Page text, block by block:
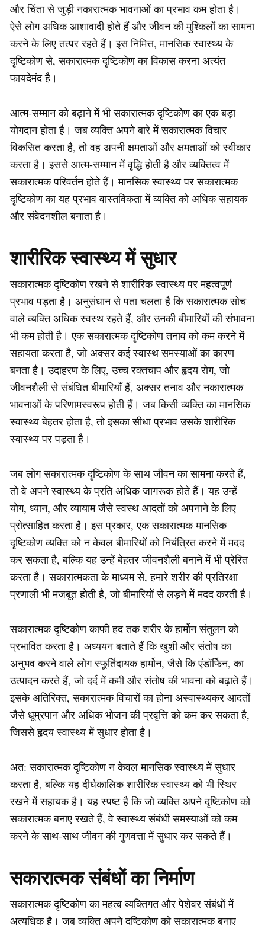
और चिंता से जुड़ी नकारात्मक भावनाओं का प्रभाव कम होता है।
ऐसे लोग अधिक आशावादी होते हैं और जीवन की मुश्किलों का सामना
करने के लिए तत्पर रहते हैं। इस निमित्त, मानसिक स्वास्थ्य के
दृष्टिकोण से, सकारात्मक दृष्टिकोण का विकास करना अत्यंत
फायदेमंद है।
आत्म-सम्मान को बढ़ाने में भी सकारात्मक दृष्टिकोण का एक बड़ा
योगदान होता है। जब व्यक्ति अपने बारे में सकारात्मक विचार
विकसित करता है, तो वह अपनी क्षमताओं और क्षमताओं को स्वीकार
करता है। इससे आत्म-सम्मान में वृद्धि होती है और व्यक्तित्व में
सकारात्मक परिवर्तन होते हैं। मानसिक स्वास्थ्य पर सकारात्मक
दृष्टिकोण का यह प्रभाव वास्तविकता में व्यक्ति को अधिक सहायक
और संवेदनशील बनाता है।
शारीरिक स्वास्थ्य में सुधार
सकारात्मक दृष्टिकोण रखने से शारीरिक स्वास्थ्य पर महत्वपूर्ण
प्रभाव पड़ता है। अनुसंधान से पता चलता है कि सकारात्मक सोच
वाले व्यक्ति अधिक स्वस्थ रहते हैं, और उनकी बीमारियों की संभावना
भी कम होती है। एक सकारात्मक दृष्टिकोण तनाव को कम करने में
सहायता करता है, जो अक्सर कई स्वास्थ समस्याओं का कारण
बनता है। उदाहरण के लिए, उच्च रक्तचाप और हृदय रोग, जो
जीवनशैली से संबंधित बीमारियाँ हैं, अक्सर तनाव और नकारात्मक
भावनाओं के परिणामस्वरूप होती हैं। जब किसी व्यक्ति का मानसिक
स्वास्थ्य बेहतर होता है, तो इसका सीधा प्रभाव उसके शारीरिक
स्वास्थ्य पर पड़ता है।
जब लोग सकारात्मक दृष्टिकोण के साथ जीवन का सामना करते हैं,
तो वे अपने स्वास्थ्य के प्रति अधिक जागरूक होते हैं। यह उन्हें
योग, ध्यान, और व्यायाम जैसे स्वस्थ आदतों को अपनाने के लिए
प्रोत्साहित करता है। इस प्रकार, एक सकारात्मक मानसिक
दृष्टिकोण व्यक्ति को न केवल बीमारियों को नियंत्रित करने में मदद
कर सकता है, बल्कि यह उन्हें बेहतर जीवनशैली बनाने में भी प्रेरित
करता है। सकारात्मकता के माध्यम से, हमारे शरीर की प्रतिरक्षा
प्रणाली भी मजबूत होती है, जो बीमारियों से लड़ने में मदद करती है।
सकारात्मक दृष्टिकोण काफी हद तक शरीर के हार्मोन संतुलन को
प्रभावित करता है। अध्ययन बताते हैं कि खुशी और संतोष का
अनुभव करने वाले लोग स्फूर्तिदायक हार्मोन, जैसे कि एंडॉर्फिन, का
उत्पादन करते हैं, जो दर्द में कमी और संतोष की भावना को बढ़ाते हैं।
इसके अतिरिक्त, सकारात्मक विचारों का होना अस्वास्थ्यकर आदतों
जैसे धूम्रपान और अधिक भोजन की प्रवृत्ति को कम कर सकता है,
जिससे हृदय स्वास्थ्य में सुधार होता है।
अत: सकारात्मक दृष्टिकोण न केवल मानसिक स्वास्थ्य में सुधार
करता है, बल्कि यह दीर्घकालिक शारीरिक स्वास्थ्य को भी स्थिर
रखने में सहायक है। यह स्पष्ट है कि जो व्यक्ति अपने दृष्टिकोण को
सकारात्मक बनाए रखते हैं, वे स्वास्थ्य संबंधी समस्याओं को कम
करने के साथ-साथ जीवन की गुणवत्ता में सुधार कर सकते हैं।
सकारात्मक संबंधों का निर्माण
सकारात्मक दृष्टिकोण का महत्व व्यक्तिगत और पेशेवर संबंधों में
अत्यधिक है। जब व्यक्ति अपने दृष्टिकोण को सकारात्मक बनाए